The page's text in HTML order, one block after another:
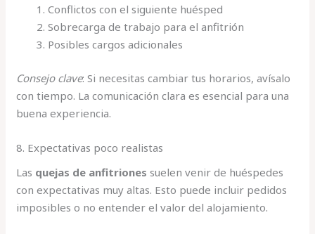
Conflictos con el siguiente huésped
Sobrecarga de trabajo para el anfitrión
Posibles cargos adicionales
Consejo clave: Si necesitas cambiar tus horarios, avísalo
con tiempo. La comunicación clara es esencial para una
buena experiencia.
8. Expectativas poco realistas
Las quejas de anfitriones suelen venir de huéspedes
con expectativas muy altas. Esto puede incluir pedidos
imposibles o no entender el valor del alojamiento.